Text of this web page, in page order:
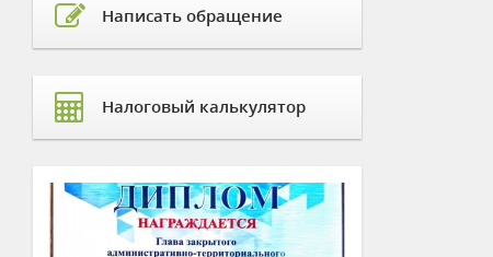
Написать обращение
Налоговый калькулятор